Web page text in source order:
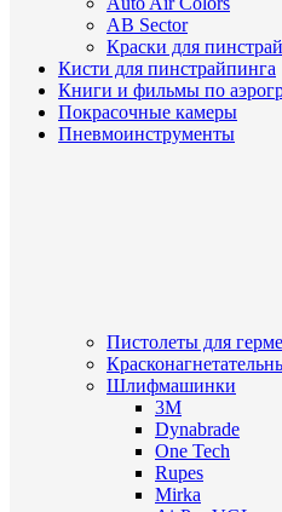
AB Sector
Краски для
Кисти для пинстрайпинга
Книги и фильмы по
Покрасочные камеры
Пневмоинструменты
Пистолеты для
Шлифмашинки
3M
Dynabrade
One Tech
Rupes
Mirka